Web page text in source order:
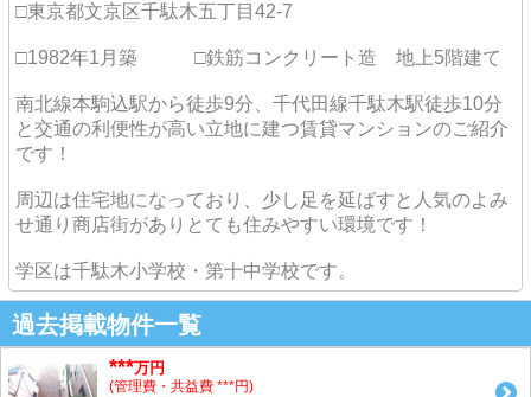
□東京都文京区千駄木五丁目42-7
□1982年1月築 □鉄筋コンクリート造 地上5階建て
南北線本駒込駅から徒歩9分、千代田線千駄木駅徒歩10分
と交通の利便性が高い立地に建つ賃貸マンションのご紹介
です！
周辺は住宅地になっており、少し足を延ばすと人気のよみ
せ通り商店街がありとても住みやすい環境です！
学区は千駄木小学校・第十中学校です。
過去掲載物件一覧
***万円
(管理費・共益費 ***円)